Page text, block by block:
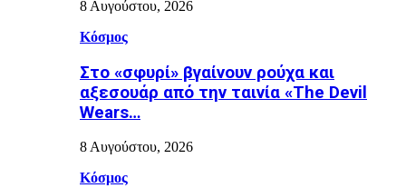
8 Αυγούστου, 2026
Κόσμος
Στο «σφυρί» βγαίνουν ρούχα και
αξεσουάρ από την ταινία «The Devil
Wears…
8 Αυγούστου, 2026
Κόσμος